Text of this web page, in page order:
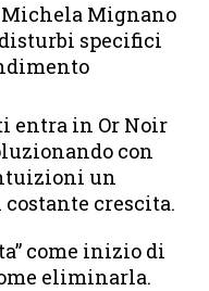
Michela Mignano
specifici
entra in Or Noir
con
un
crescita.
come inizio di
eliminarla.